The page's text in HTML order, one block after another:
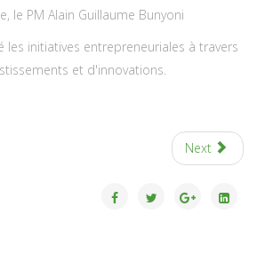
le PM Alain Guillaume Bunyoni
les initiatives entrepreneuriales à travers
et d'innovations.
Next